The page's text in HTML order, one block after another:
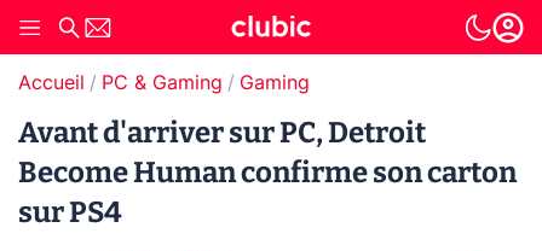
Accueil PC & Gaming Gaming
Avant d'arriver sur PC, Detroit
Become Human confirme son carton
sur PS4